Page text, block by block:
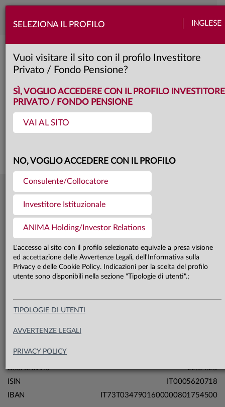
SELEZIONA IL PROFILO INGLESE
Vuoi visitare il sito con il profilo Investitore
Privato / Fondo Pensione?
SÌ, VOGLIO ACCEDERE CON IL PROFILO INVESTITORE
PRIVATO / FONDO PENSIONE
VAI AL SITO
NO, VOGLIO ACCEDERE CON IL PROFILO
Consulente/Collocatore
Investitore Istituzionale
ANIMA Holding/Investor Relations
L'accesso al sito con il profilo selezionato equivale a presa visione
ed accettazione delle Avvertenze Legali, dell'Informativa sulla
Privacy e delle Cookie Policy. Indicazioni per la scelta del profilo
utente sono disponibili nella sezione "Tipologie di utenti".;
TIPOLOGIE DI UTENTI
AVVERTENZE LEGALI
PRIVACY POLICY
Toggle
Anima Tricolore Corporate Plus
Classe: A
Questa è una comunicazione di marketing. Si prega di consultare il prospetto e
Ultima quota
31.07.26
Patrimonio fondo 31.07.26
Patrimonio classe A 31.07.26
Carta di identità
Linea
Soluzioni
Sistema
Macrocategoria
Domicilio
Data di avvio
22.04.25
ISIN
IT0005620718
IBAN
IT73T0347901600000801754500